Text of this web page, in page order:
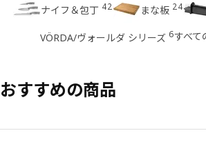
ナイフ＆包丁 42 まな板 24
VÖRDA/ヴォールダ シリーズ 6すべて
おすすめの商品